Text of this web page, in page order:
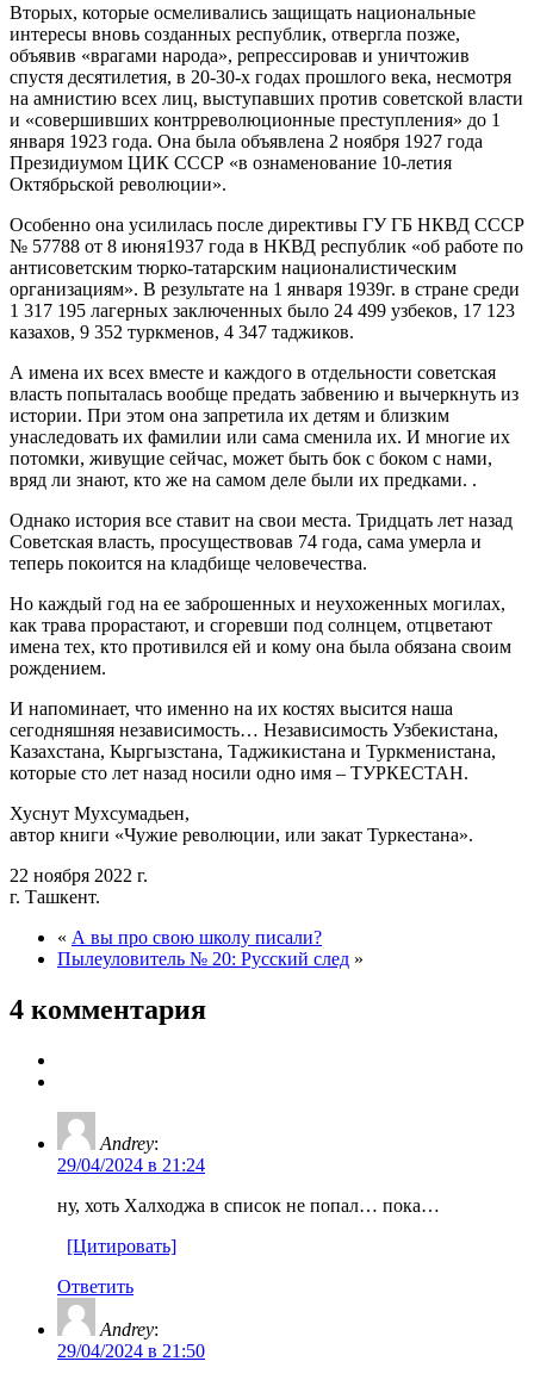
Вторых, которые осмеливались защищать национальные
интересы вновь созданных республик, отвергла позже,
объявив «врагами народа», репрессировав и уничтожив
спустя десятилетия, в 20-30-х годах прошлого века, несмотря
на амнистию всех лиц, выступавших против советской власти
и «совершивших контрреволюционные преступления» до 1
января 1923 года. Она была объявлена 2 ноября 1927 года
Президиумом ЦИК СССР «в ознаменование 10-летия
Октябрьской революции».
Особенно она усилилась после директивы ГУ ГБ НКВД СССР
№ 57788 от 8 июня1937 года в НКВД республик «об работе по
антисоветским тюрко-татарским националистическим
организациям». В результате на 1 января 1939г. в стране среди
1 317 195 лагерных заключенных было 24 499 узбеков, 17 123
казахов, 9 352 туркменов, 4 347 таджиков.
А имена их всех вместе и каждого в отдельности советская
власть попыталась вообще предать забвению и вычеркнуть из
истории. При этом она запретила их детям и близким
унаследовать их фамилии или сама сменила их. И многие их
потомки, живущие сейчас, может быть бок с боком с нами,
вряд ли знают, кто же на самом деле были их предками. .
Однако история все ставит на свои места. Тридцать лет назад
Советская власть, просуществовав 74 года, сама умерла и
теперь покоится на кладбище человечества.
Но каждый год на ее заброшенных и неухоженных могилах,
как трава прорастают, и сгоревши под солнцем, отцветают
имена тех, кто противился ей и кому она была обязана своим
рождением.
И напоминает, что именно на их костях высится наша
сегодняшняя независимость… Независимость Узбекистана,
Казахстана, Кыргызстана, Таджикистана и Туркменистана,
которые сто лет назад носили одно имя – ТУРКЕСТАН.
Хуснут Мухсумадьен,
автор книги «Чужие революции, или закат Туркестана».
22 ноября 2022 г.
г. Ташкент.
« А вы про свою школу писали?
Пылеуловитель № 20: Русский след »
4 комментария
Andrey:
29/04/2024 в 21:24
ну, хоть Халходжа в список не попал… пока…
[Цитировать]
Ответить
Andrey:
29/04/2024 в 21:50